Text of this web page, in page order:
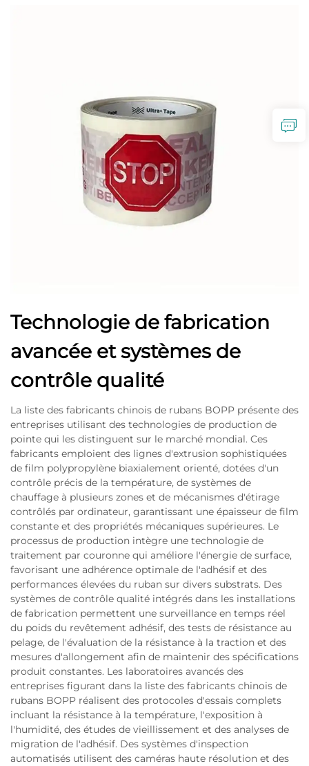
Technologie de fabrication
avancée et systèmes de
contrôle qualité
La liste des fabricants chinois de rubans BOPP présente des
entreprises utilisant des technologies de production de
pointe qui les distinguent sur le marché mondial. Ces
fabricants emploient des lignes d'extrusion sophistiquées
de film polypropylène biaxialement orienté, dotées d'un
contrôle précis de la température, de systèmes de
chauffage à plusieurs zones et de mécanismes d'étirage
contrôlés par ordinateur, garantissant une épaisseur de film
constante et des propriétés mécaniques supérieures. Le
processus de production intègre une technologie de
traitement par couronne qui améliore l'énergie de surface,
favorisant une adhérence optimale de l'adhésif et des
performances élevées du ruban sur divers substrats. Des
systèmes de contrôle qualité intégrés dans les installations
de fabrication permettent une surveillance en temps réel
du poids du revêtement adhésif, des tests de résistance au
pelage, de l'évaluation de la résistance à la traction et des
mesures d'allongement afin de maintenir des spécifications
produit constantes. Les laboratoires avancés des
entreprises figurant dans la liste des fabricants chinois de
rubans BOPP réalisent des protocoles d'essais complets
incluant la résistance à la température, l'exposition à
l'humidité, des études de vieillissement et des analyses de
migration de l'adhésif. Des systèmes d'inspection
automatisés utilisent des caméras haute résolution et des